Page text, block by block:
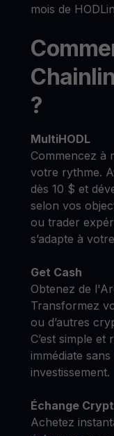
mois de
?
MultiHODL
Commencez à
votre rythme.
dès 10 $ et
selon vos
ou trader
s’adapte à
Get Cash
Obtenez de
Transformez
ou d’autres
C’est simple et
immédiate
investissement.
Échange
Achetez